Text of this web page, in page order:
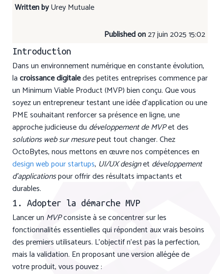
Written byUrey Mutuale
Published on27 juin 2025 15:02
Introduction
Dans un environnement numérique en constante évolution,
lacroissance digitaledes petites entreprises commence par
un Minimum Viable Product (MVP) bien conçu. Que vous
soyez un entrepreneur testant une idée d’application ou une
PME souhaitant renforcer sa présence en ligne, une
approche judicieuse du développement de MVPet des
solutions web sur mesurepeut tout changer. Chez
OctoBytes, nous mettons en œuvre nos compétences en
design web pour startups, UI/UX designet développement
d’applicationspour offrir des résultats impactants et
durables.
1. Adopter la démarche MVP
Lancer un MVPconsiste à se concentrer sur les
fonctionnalités essentielles qui répondent aux vrais besoins
des premiers utilisateurs. L’objectif n’est pas la perfection,
mais la validation. En proposant une version allégée de
votre produit, vous pouvez :